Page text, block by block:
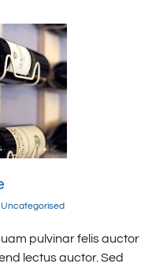
Uncategorised
pulvinar felis auctor
lectus auctor. Sed